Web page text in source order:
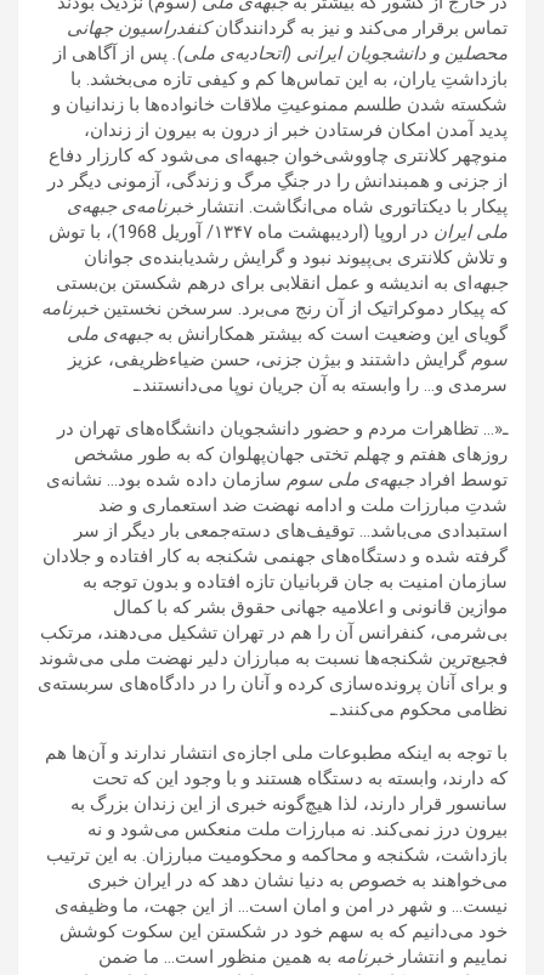
تماس برقرار می‌کند و نیز به گردانندگانکنفدراسیون جهانی
محصلین و دانشجویان ایرانی (اتحادیه‌ی ملی). پس از آگاهی از
بازداشتِ یاران، به این تماس‌ها کم و کیفی تازه می‌بخشد. با
شکسته شدن طلسم ممنوعیتِ ملاقات‌ خانواده‌ها با زندانیان و
پدید آمدن امکان فرستادن خبر از درون به بیرون از زندان،
منوچهر کلانتری چاووشی‌خوان جبهه‌ای می‌شود که کارزار دفاع
از جزنی و همبندانش را در جنگِ مرگ و زندگی‌، آزمونی دیگر در
پیکار با دیکتاتوری شاه می‌انگاشت. انتشارخبرنامه‌ی جبهه‌‌ی
ملی ایران
در اروپا (اردیبهشت ماه ۱۳۴۷/ آوریل 1968)، با توش
و تلاش کلانتری بی‌‌پیوند نبود و گرایش رشدیابنده‌ی جوانان
جبهه‌ا‌ی‌ به اندیشه‌ و عمل انقلابی برای درهم شکستن بن‌بستی
که پیکار دموکراتیک از آن رنج می‌برد. سرسخن نخستینخبرنامه
گویای این وضعیت است که بیشتر همکارانش بهجبهه‌ی ملی
سوم گرایش داشتند و بیژن جزنی، حسن ضیاءظریفی، عزیز
سرمدی و… را وابسته به آن جریان نوپا می‌دانستند.ـ
ـ«… تظاهرات مردم و حضور دانشجویان دانشگاه‌های تهران در
روزهای هفتم و چهلم تختی جهان‌پهلوان که به طور مشخص
توسط افرادجبهه‌ی ملی سوم سازمان داده شده بود… نشانه‌ی
شدتِ مبارزات ملت و ادامه نهضت ضد استعماری و ضد
استبدادی می‌باشد… توقیف‌های دسته‌جمعی بار دیگر از سر
گرفته شده و دستگاه‌های جهنمی شکنجه به کار افتاده و جلادان
سازمان امنیت به جان قربانیان تازه افتاده و بدون توجه به
موازین قانونی و اعلامیه جهانی حقوق بشر که با کمال
بی‌شرمی، کنفرانس آن را هم در تهران تشکیل می‌دهند، مرتکب
فجیع‌ترین شکنجه‌ها نسبت به مبارزان دلیر نهضت ملی می‌شوند
و برای آنان پرونده‌سازی کرده و آنان را در دادگاه‌های سربسته‌ی
نظامی محکوم می‌کنند.ـ
با توجه به اینکه مطبوعات ملی اجازه‌ی انتشار ندارند و آن‌ها هم
که دارند، وابسته به دستگاه هستند و با وجود این که تحت
سانسور قرار دارند، لذا هیچ‌گونه خبری از این زندان بزرگ به
بیرون درز نمی‌کند. نه مبارزات ملت منعکس می‌شود و نه
بازداشت، شکنجه و محاکمه و محکومیت مبارزان. به این ترتیب
می‌خواهند به خصوص به دنیا نشان دهد که در ایران خبری
نیست… و شهر در امن و امان است… از این جهت، ما وظیفه‌ی
خود می‌دانیم که به سهم خود در شکستن این سکوت کوشش
نماییم و انتشارخبرنامه به همین منظور است… ما ضمن